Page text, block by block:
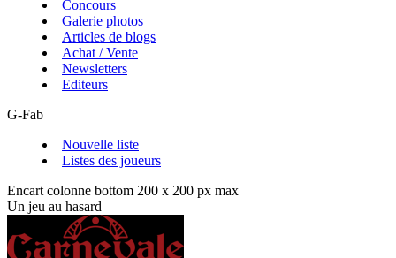
Concours
Galerie photos
Articles de blogs
Achat / Vente
Newsletters
Editeurs
G-Fab
Nouvelle liste
Listes des joueurs
Encart colonne bottom 200 x 200 px max
Un jeu au hasard